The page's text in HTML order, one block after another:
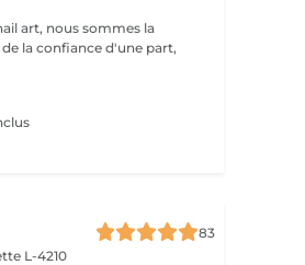
art, nous sommes la
la confiance d'une part,
83
L-4210